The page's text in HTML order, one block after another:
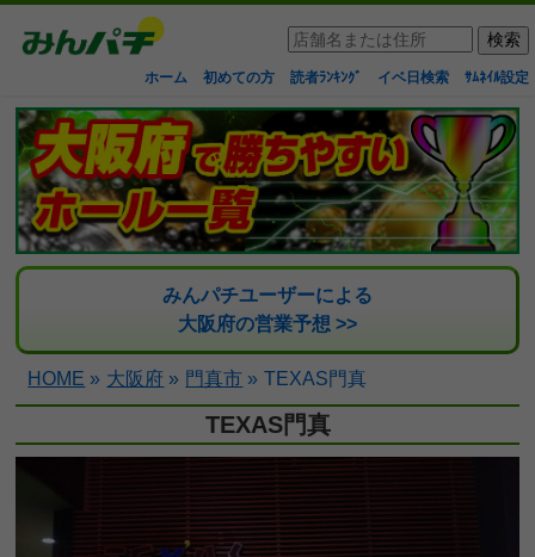
ホーム 初めての方 読者ﾗﾝｷﾝｸﾞ イベ日検索 ｻﾑﾈｲﾙ設定
みんパチユーザーによる
大阪府の営業予想 >>
HOME » 大阪府 » 門真市 » TEXAS門真
TEXAS門真